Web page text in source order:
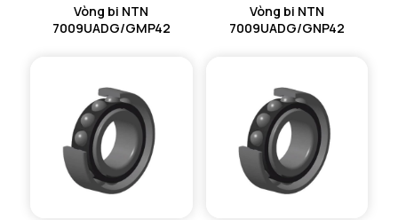
Vòng bi NTN
7009UADG/GMP42
Vòng bi NTN
7009UADG/GNP42